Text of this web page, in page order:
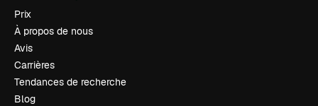
Prix
À propos de nous
Avis
Carrières
Tendances de recherche
Blog